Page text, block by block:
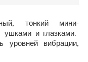
тонкий мини-
и глазками.
уровней вибрации,